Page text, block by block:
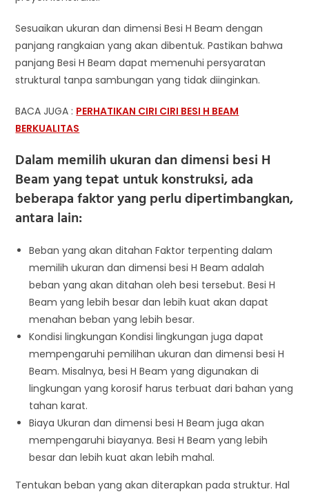
Sesuaikan ukuran dan dimensi Besi H Beam dengan
panjang rangkaian yang akan dibentuk. Pastikan bahwa
panjang Besi H Beam dapat memenuhi persyaratan
struktural tanpa sambungan yang tidak diinginkan.
BACA JUGA : PERHATIKAN CIRI CIRI BESI H BEAM
BERKUALITAS
Dalam memilih ukuran dan dimensi besi H
Beam yang tepat untuk konstruksi, ada
beberapa faktor yang perlu dipertimbangkan,
antara lain:
Beban yang akan ditahan Faktor terpenting dalam
memilih ukuran dan dimensi besi H Beam adalah
beban yang akan ditahan oleh besi tersebut. Besi H
Beam yang lebih besar dan lebih kuat akan dapat
menahan beban yang lebih besar.
Kondisi lingkungan Kondisi lingkungan juga dapat
mempengaruhi pemilihan ukuran dan dimensi besi H
Beam. Misalnya, besi H Beam yang digunakan di
lingkungan yang korosif harus terbuat dari bahan yang
tahan karat.
Biaya Ukuran dan dimensi besi H Beam juga akan
mempengaruhi biayanya. Besi H Beam yang lebih
besar dan lebih kuat akan lebih mahal.
Tentukan beban yang akan diterapkan pada struktur. Hal